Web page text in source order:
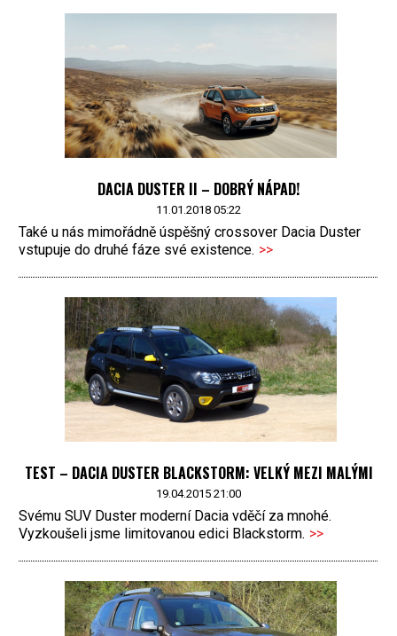
DACIA DUSTER II – DOBRÝ NÁPAD!
11.01.2018 05:22
Také u nás mimořádně úspěšný crossover Dacia Duster
vstupuje do druhé fáze své existence. >>
TEST – DACIA DUSTER BLACKSTORM: VELKÝ MEZI MALÝMI
19.04.2015 21:00
Svému SUV Duster moderní Dacia vděčí za mnohé.
Vyzkoušeli jsme limitovanou edici Blackstorm. >>